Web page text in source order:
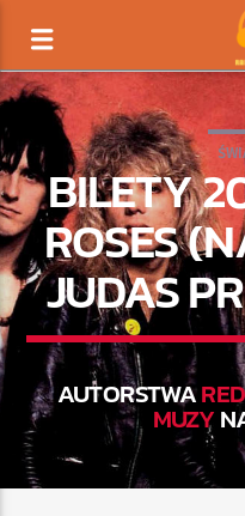
TERAZ GRAMY
TYTUŁ
BILETY
ROSES
JUDAS
AUTORSTWA
MUZY